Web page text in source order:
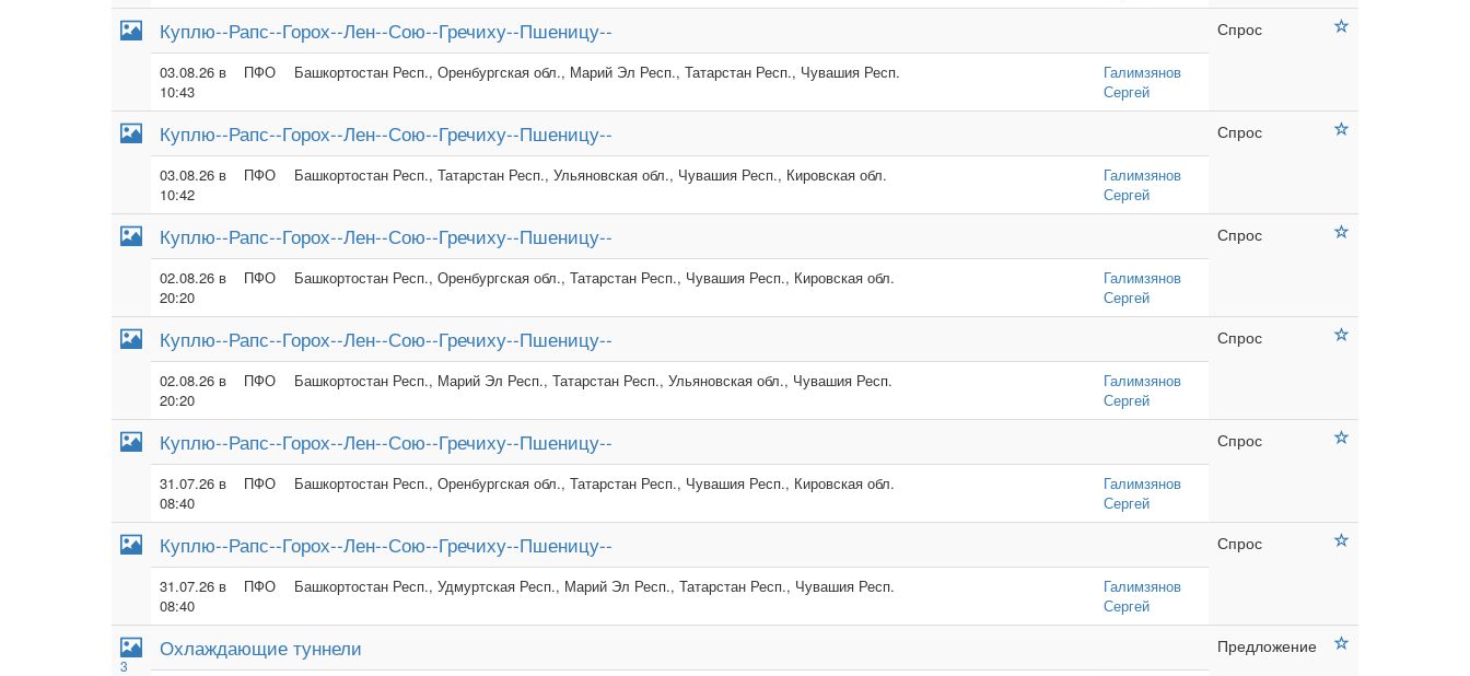
Куплю--Рапс--Горох--Лен--Сою--Гречиху--Пшеницу-- Спрос
03.08.26 в
10:43
ПФО Башкортостан Респ., Оренбургская обл., Марий Эл Респ., Татарстан Респ., Чувашия Респ.
Галимзянов
Сергей
Куплю--Рапс--Горох--Лен--Сою--Гречиху--Пшеницу-- Спрос
03.08.26 в
10:42
ПФО Башкортостан Респ., Татарстан Респ., Ульяновская обл., Чувашия Респ., Кировская обл.
Галимзянов
Сергей
Куплю--Рапс--Горох--Лен--Сою--Гречиху--Пшеницу-- Спрос
02.08.26 в
20:20
ПФО Башкортостан Респ., Оренбургская обл., Татарстан Респ., Чувашия Респ., Кировская обл.
Галимзянов
Сергей
Куплю--Рапс--Горох--Лен--Сою--Гречиху--Пшеницу-- Спрос
02.08.26 в
20:20
ПФО Башкортостан Респ., Марий Эл Респ., Татарстан Респ., Ульяновская обл., Чувашия Респ.
Галимзянов
Сергей
Куплю--Рапс--Горох--Лен--Сою--Гречиху--Пшеницу-- Спрос
31.07.26 в
08:40
ПФО Башкортостан Респ., Оренбургская обл., Татарстан Респ., Чувашия Респ., Кировская обл.
Галимзянов
Сергей
Куплю--Рапс--Горох--Лен--Сою--Гречиху--Пшеницу-- Спрос
31.07.26 в
08:40
ПФО Башкортостан Респ., Удмуртская Респ., Марий Эл Респ., Татарстан Респ., Чувашия Респ.
Галимзянов
Сергей
3
Охлаждающие туннели Предложение